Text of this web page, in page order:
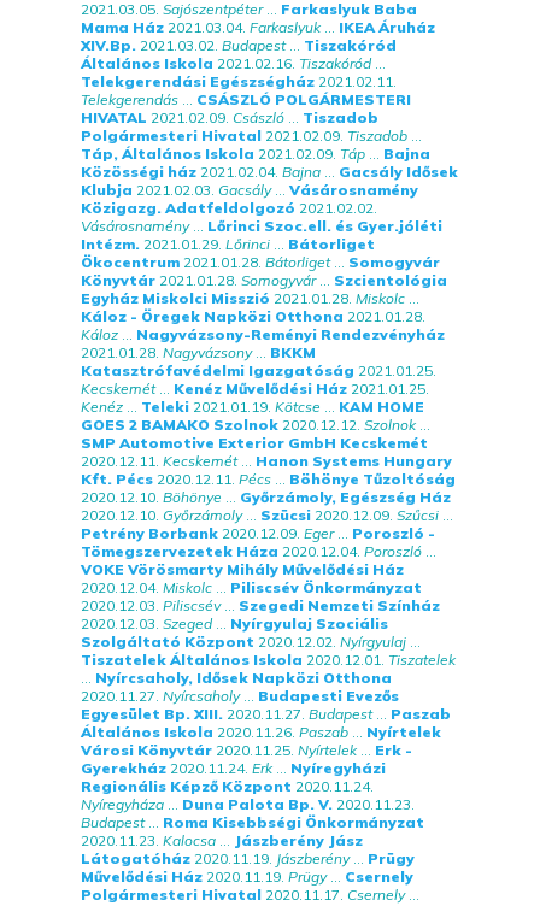
2021.03.05. Sajószentpéter... Farkaslyuk Baba
Mama Ház 2021.03.04. Farkaslyuk ... IKEA Áruház
XIV.Bp. 2021.03.02. Budapest... Tiszakóród
Általános Iskola 2021.02.16. Tiszakóród...
Telekgerendási Egészségház 2021.02.11.
Telekgerendás ... CSÁSZLÓ POLGÁRMESTERI
HIVATAL 2021.02.09. Császló ... Tiszadob
Polgármesteri Hivatal 2021.02.09. Tiszadob ...
Táp, Általános Iskola 2021.02.09. Táp ... Bajna
Közösségi ház 2021.02.04. Bajna ... Gacsály Idősek
Klubja 2021.02.03. Gacsály... Vásárosnamény
Közigazg. Adatfeldolgozó 2021.02.02.
Vásárosnamény... Lőrinci Szoc.ell. és Gyer.jóléti
Intézm. 2021.01.29. Lőrinci ... Bátorliget
Ökocentrum 2021.01.28. Bátorliget... Somogyvár
Könyvtár 2021.01.28. Somogyvár... Szcientológia
Egyház Miskolci Misszió 2021.01.28. Miskolc ...
Káloz - Öregek Napközi Otthona 2021.01.28.
Káloz ... Nagyvázsony-Reményi Rendezvényház
2021.01.28. Nagyvázsony... BKKM
Katasztrófavédelmi Igazgatóság 2021.01.25.
Kecskemét... Kenéz Művelődési Ház 2021.01.25.
Kenéz ... Teleki 2021.01.19. Kötcse ... KAM HOME
GOES 2 BAMAKO Szolnok 2020.12.12. Szolnok ...
SMP Automotive Exterior GmbH Kecskemét
2020.12.11. Kecskemét... Hanon Systems Hungary
Kft. Pécs 2020.12.11. Pécs ... Böhönye Tűzoltóság
2020.12.10. Böhönye ... Győrzámoly, Egészség Ház
2020.12.10. Győrzámoly... Szücsi 2020.12.09. Szűcsi ...
Petrény Borbank 2020.12.09. Eger... Poroszló -
Tömegszervezetek Háza 2020.12.04. Poroszló ...
VOKE Vörösmarty Mihály Művelődési Ház
2020.12.04. Miskolc ... Piliscsév Önkormányzat
2020.12.03. Piliscsév... Szegedi Nemzeti Színház
2020.12.03. Szeged... Nyírgyulaj Szociális
Szolgáltató Központ 2020.12.02. Nyírgyulaj ...
Tiszatelek Általános Iskola 2020.12.01. Tiszatelek
... Nyírcsaholy, Idősek Napközi Otthona
2020.11.27. Nyírcsaholy... Budapesti Evezős
Egyesület Bp. XIII. 2020.11.27. Budapest... Paszab
Általános Iskola 2020.11.26. Paszab ... Nyírtelek
Városi Könyvtár 2020.11.25. Nyírtelek ... Erk -
Gyerekház 2020.11.24. Erk ... Nyíregyházi
Regionális Képző Központ 2020.11.24.
Nyíregyháza ... Duna Palota Bp. V. 2020.11.23.
Budapest... Roma Kisebbségi Önkormányzat
2020.11.23. Kalocsa ... Jászberény Jász
Látogatóház 2020.11.19. Jászberény... Prügy
Művelődési Ház 2020.11.19. Prügy... Csernely
Polgármesteri Hivatal 2020.11.17. Csernely...